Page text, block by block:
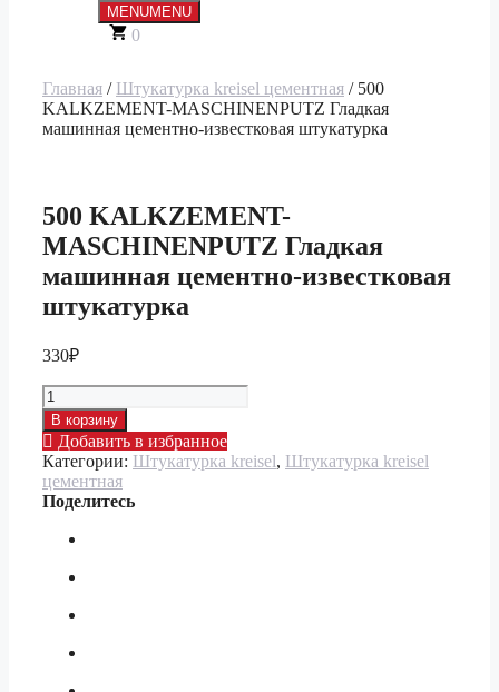
MENUMENU
0
Главная / Штукатурка kreisel цементная / 500
KALKZEMENT-MASCHINENPUTZ Гладкая
машинная цементно-известковая штукатурка
500 KALKZEMENT-
MASCHINENPUTZ Гладкая
машинная цементно-известковая
штукатурка
330₽
Количество
товара
500
KALKZEMENT-
MASCHINENPUTZ
Гладкая
машинная
цементно-
штукатурка
В корзину
Добавить в избранное
Категории: Штукатурка kreisel, Штукатурка kreisel
цементная
Поделитесь